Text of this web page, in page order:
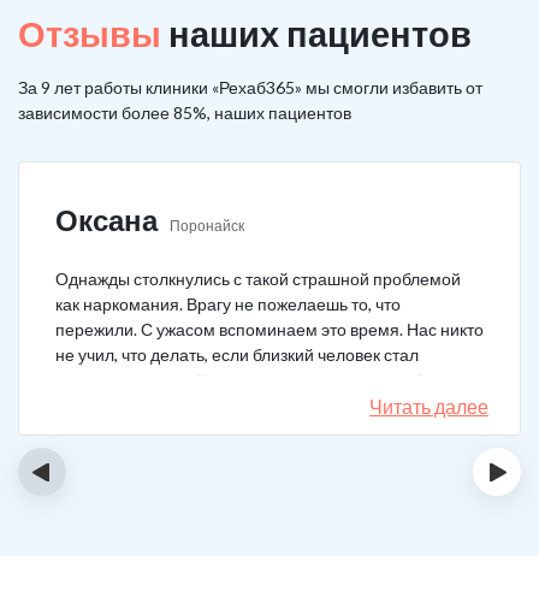
Отзывы наших пациентов
За 9 лет работы клиники «Рехаб365» мы смогли избавить от
зависимости более 85%, наших пациентов
Оксана Поронайск
Однажды столкнулись с такой страшной проблемой
как наркомания. Врагу не пожелаешь то, что
пережили. С ужасом вспоминаем это время. Нас никто
не учил, что делать, если близкий человек стал
наркозависимым. Честно говоря, надежды не было,
думали, что все лечение бесполезно, но решили
попробовать и отправить родственника в клинику на
Читать далее
‹ ›